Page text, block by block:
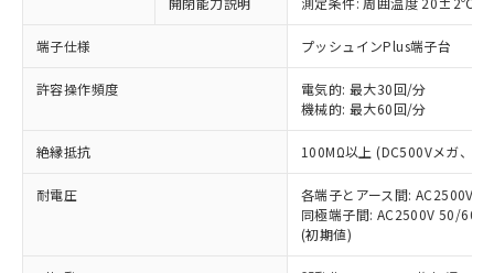
端子仕様 プッシュインPlus端子台
許容操作頻度
電気的: 最大30回/分
機械的: 最大60回/分
絶縁抵抗 100MΩ以上 (DC500Vメガ、点
耐電圧
各端子とアース間: AC2500V
同極端子間: AC2500V 50/
(初期値)
(税抜)を提供させていただくもので
当社制御機器事業取扱商品の中には、
本サービスの対象外となる商品もある
ことをご了承ください。
在庫状況および標準価格照会結果は、
記載している更新日時点での社内デー
タに基づき作成されるものであり、閲
覧された時点での実際の在庫および標
準価格とは異なる場合があることをご
非該当品：ライセンス料など無形物で、有
害物質有無と関係のない商品です。
仕入先様の事情により、非含有部品として
いたものが、含有品と判明した場合などや
むを得ず変更することがあります。
鉛(Pb) 1000ppm以下、 水銀(Hg) 1000ppm以下、 カド
六価クロム(Cr(Ⅵ)) 1000ppm以下、ポリ臭化ビフェニル
類(PBB) 1000ppm以下、ポリ臭化ジフェニルエーテル類
(PBDE) 1000ppm以下、フタル酸ビス(2-エチルヘキシ
「○」：最大均質材料含有率が中国RoHSの
基準値以下であることを示します。
「×」：最大均質材料含有率が中国RoHSの
基準値を超えていることを示します。
「－」：未確認です。当社販売部門へお問
い合わせください。
*中国RoHS10物質の基準値 (GB/T26572)：
Pb(鉛) :1000ppm、 Hg(水銀) : 1000ppm、 Cd(カドミウ
Cr(Ⅵ)(六価クロム) : 1000ppm、 PBBs(ポリ臭化ビフェ
当社は、これら貴社製品のうち、外国
為替および外国貿易法に定める商品
（以下｢規制貨物等」という）を輸出
国政府の輸出許可(または役務取引許
可)を取得するなどの必要な手続きを